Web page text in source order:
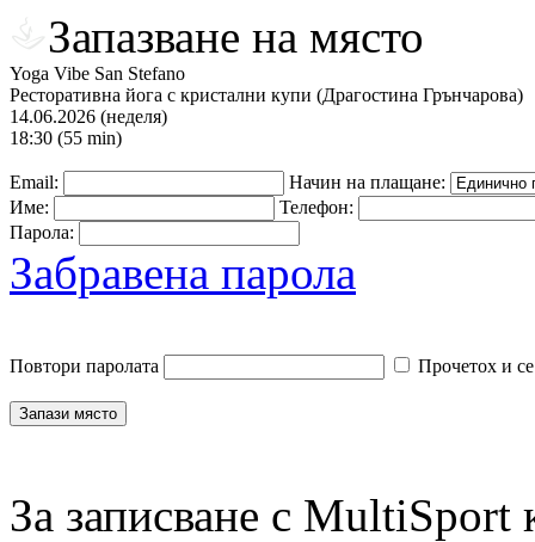
Запазване на място
Yoga Vibe San Stefano
Ресторативна йога с кристални купи (Драгостина Грънчарова)
14.06.2026 (неделя)
18:30 (55 min)
Email:
Начин на плащане:
Име:
Телефон:
Парола:
Забравена парола
Повтори паролата Прочетох и
За записване с MultiSport